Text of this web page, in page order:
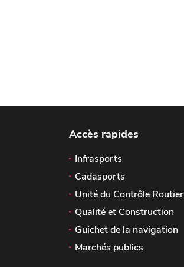
Accès rapides
Infrasports
Cadasports
Unité du Contrôle Routier
Qualité et Construction
Guichet de la navigation
Marchés publics